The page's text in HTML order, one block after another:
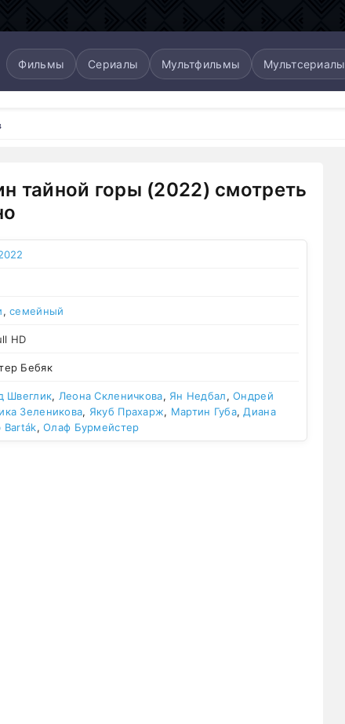
Фильмы Сериалы Мультфильмы Мультсериалы
тайной горы (2022) смотреть
,семейный
HD
Бебяк
Швеглик, Леона Скленичкова, Ян Недбал,Ондрей
Зеленикова, Якуб Прахарж, Мартин Губа, Диана
Barták,Олаф Бурмейстер